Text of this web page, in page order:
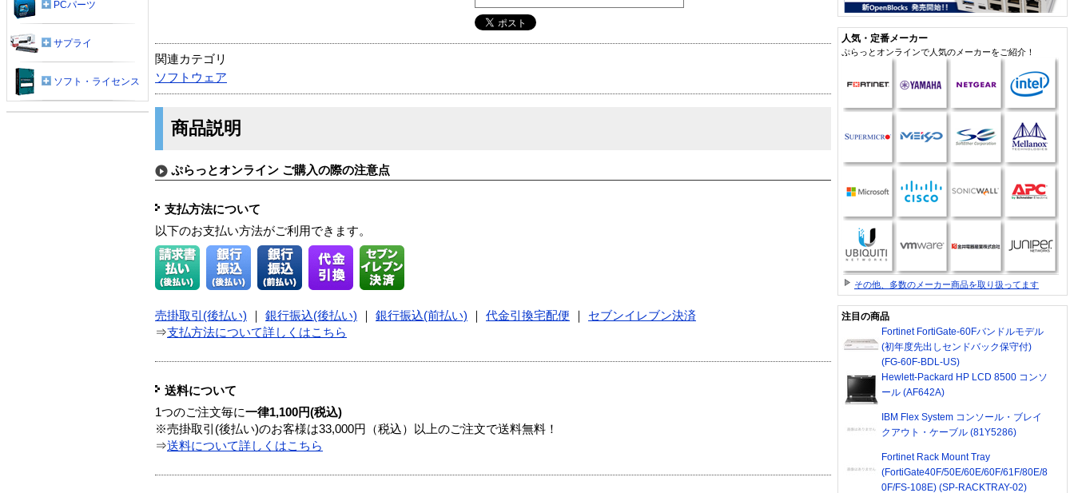
関連カテゴリ
ソフトウェア
商品説明
ぷらっとオンライン ご購入の際の注意点
支払方法について
以下のお支払い方法がご利用できます。
売掛取引(後払い) 銀行振込(後払い) 銀行振込(前払い) 代金引換宅配便
セブンイレブン決済
⇒支払方法について詳しくはこちら
送料について
1つのご注文毎に一律1,100円(税込)
※売掛取引(後払い)のお客様は33,000円（税込）以上のご注文で送料無料！
⇒送料について詳しくはこちら
PCパーツ
サプライ
ソフト・ライセンス
人気・定番メーカー
ぷらっとオンラインで人気のメーカーをご紹介！
その他、多数のメーカー商品を取り扱ってます
注目の商品
Fortinet FortiGate-60Fバンドルモデル
(初年度先出しセンドバック保守付)
(FG-60F-BDL-US)
Hewlett-Packard HP LCD 8500 コンソ
ール (AF642A)
IBM Flex System コンソール・ブレイ
クアウト・ケーブル (81Y5286)
Fortinet Rack Mount Tray
(FortiGate40F/50E/60E/60F/61F/80E/8
0F/FS-108E) (SP-RACKTRAY-02)